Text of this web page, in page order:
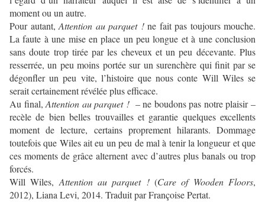
moment ou un autre.
Pour autant, Attention au parquet !ne fait pas toujours mouche.
La faute à une mise en place un peu longue et à une conclusion
sans doute trop tirée par les cheveux et un peu décevante. Plus
resserrée, un peu moins portée sur un surenchère qui finit par se
dégonfler un peu vite, l’histoire que nous conte Will Wiles se
serait certainement révélée plus efficace.
Au final,Attention au parquet !– ne boudons pas notre plaisir –
recèle de bien belles trouvailles et garantie quelques excellents
moment de lecture, certains proprement hilarants. Dommage
toutefois que Wiles ait eu un peu de mal à tenir la longueur et que
ces moments de grâce alternent avec d’autres plus banals ou trop
forcés.
Will Wiles, Attention au parquet !(Care of Wooden Floors,
2012), Liana Levi, 2014. Traduit par Françoise Pertat.